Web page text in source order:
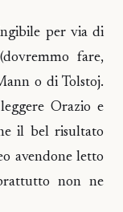
per via di
fare,
o di Tolstoj.
Orazio e
il bel risultato
avendone letto
non ne